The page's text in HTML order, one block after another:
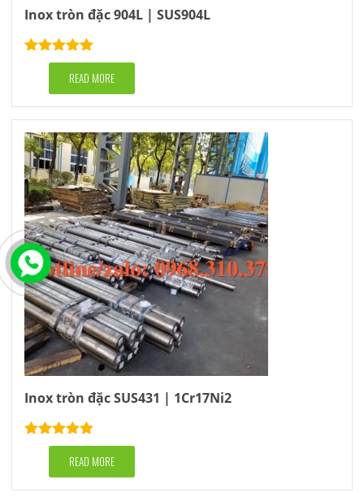
Inox tròn đặc 904L | SUS904L
Rated5.00
out of 5READ MORE
Inox tròn đặc SUS431 | 1Cr17Ni2
Rated5.00
out of 5READ MORE